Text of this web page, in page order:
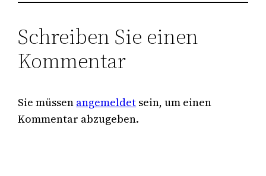
Schreiben Sie einen
Kommentar
Sie müssen angemeldet sein, um einen
Kommentar abzugeben.